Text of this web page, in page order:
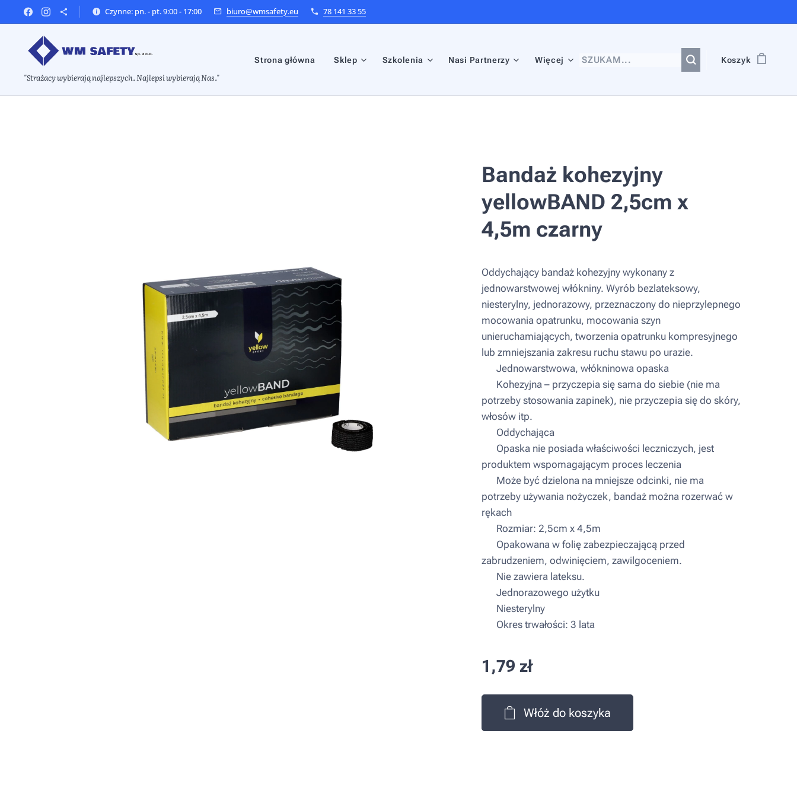
Czynne: pn. - pt. 9:00 - 17:00 biuro@wmsafety.eu 78 141 33 55
"Strażacy wybierają najlepszych. Najlepsi wybierają Nas."
Strona główna Sklep Szkolenia Nasi Partnerzy Więcej Koszyk
Bandaż kohezyjny
yellowBAND 2,5cm x
4,5m czarny
Oddychający bandaż kohezyjny wykonany z
jednowarstwowej włókniny. Wyrób bezlateksowy,
niesterylny, jednorazowy, przeznaczony do nieprzylepnego
mocowania opatrunku, mocowania szyn
unieruchamiających, tworzenia opatrunku kompresyjnego
lub zmniejszania zakresu ruchu stawu po urazie.
▪ Jednowarstwowa, włókninowa opaska
▪ Kohezyjna – przyczepia się sama do siebie (nie ma
potrzeby stosowania zapinek), nie przyczepia się do skóry,
włosów itp.
▪ Oddychająca
▪ Opaska nie posiada właściwości leczniczych, jest
produktem wspomagającym proces leczenia
▪ Może być dzielona na mniejsze odcinki, nie ma
potrzeby używania nożyczek, bandaż można rozerwać w
rękach
▪ Rozmiar: 2,5cm x 4,5m
▪ Opakowana w folię zabezpieczającą przed
zabrudzeniem, odwinięciem, zawilgoceniem.
▪ Nie zawiera lateksu.
▪ Jednorazowego użytku
▪ Niesterylny
▪ Okres trwałości: 3 lata
1,79 zł
Włóż do koszyka